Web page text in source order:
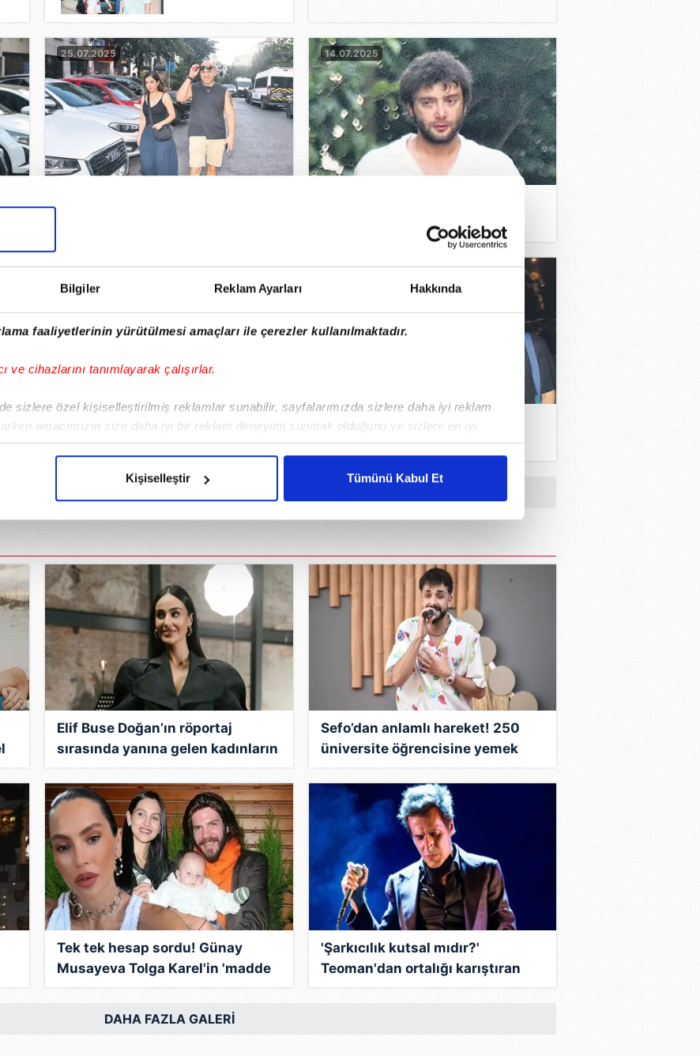
Bilgiler Reklam Ayarları Hakkında
faaliyetlerinin yürütülmesi amaçları ile çerezler kullanılmaktadır.
ve cihazlarını tanımlayarak çalışırlar.
sizlere özel kişiselleştirilmiş reklamlar sunabilir, sayfalarımızda sizlere daha iyi reklam
amacımızın size daha iyi bir reklam deneyimi sunmak olduğunu ve sizlere en iyi
gelen çabayı gösterdiğimizi ve bu noktada, reklamların maliyetlerimizi karşılamak
izin vermedikleri takdirde, kullanıcılara hedefli reklamlar gösterilmeyecektir."
için İnternet Sitemizde kendimize ve üçüncü kişilere ait çerezler kullanılmaktadır. Bu
verileriniz işlenmekte olup gerekli olan çerezler bilgi toplumu hizmetlerinin sunulması
çerezler, sitemizin daha işlevsel kılınması ve kişiselleştirilmesi ve sizlere yönelik
amaçlarıyla sınırlı olarak açık rızanız dahilinde kullanılacaktır.
yer alan panel vasıtasıyla belirleyebilirsiniz. Çerezlere ilişkin detaylı bilgi için Ayarlar
Metnimizi ziyaret edebilirsiniz.
Kanunu uyarınca hazırlanmış Aydınlatma Metnimizi okumak ve sitemizde ilgili
çerezlerle ilgili bilgi almak için lütfentıklayınız.
Kişiselleştir Tümünü Kabul Et
25.07.2025 14.07.2025
‘Daha güneş yüzü göremedim’ Artık kaçmıyorlar
Elif Buse Doğan’ın röportaj
sırasında yanına gelen kadınların
isteği güldürdü! İşte o anlar!
Sefo’dan anlamlı hareket! 250
üniversite öğrencisine yemek
ısmarladı!
Tek tek hesap sordu! Günay
Musayeva Tolga Karel'in 'madde
kullanıyor' iddialarına cevap
verdi: "Temize çekilmesi gereken
'Şarkıcılık kutsal mıdır?'
Teoman'dan ortalığı karıştıran
açıklama...
DAHA FAZLA GALERİ